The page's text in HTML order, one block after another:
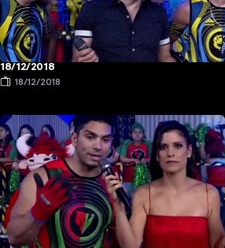
18/12/2018
18/12/2018